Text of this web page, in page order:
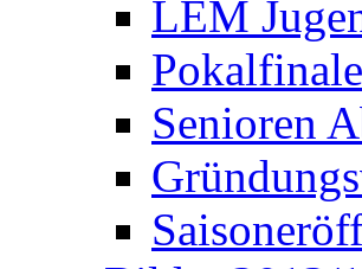
LEM
Senioren